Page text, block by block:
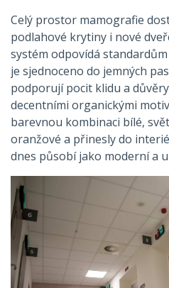
Celý prostor mamografie
podlahové krytiny i nové
systém odpovídá
je sjednoceno do jemných
podporují pocit klidu a
decentními organickými
barevnou kombinaci bílé,
oranžové a přinesly do
dnes působí jako moderní a